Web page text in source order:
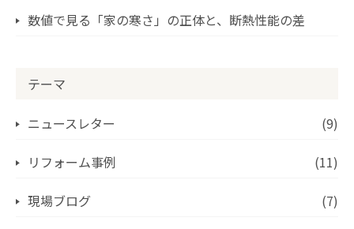
数値で見る「家の寒さ」の正体と、断熱性能の差
テーマ
ニュースレター (9)
リフォーム事例 (11)
現場ブログ (7)